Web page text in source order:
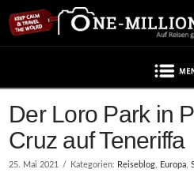
Der Loro Park in
Cruz auf Teneriffa
25. Mai 2021 Kategorien: Reiseblog, Europa,